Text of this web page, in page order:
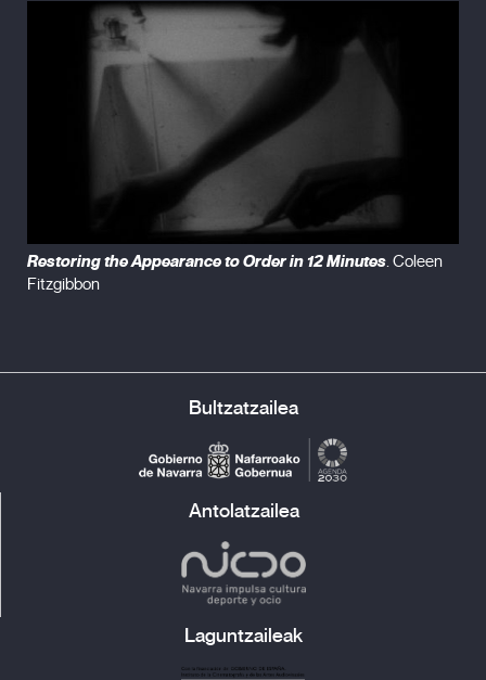
Restoring the Appearance to Order in 12 Minutes. Coleen
Fitzgibbon
Bultzatzailea
Antolatzailea
Laguntzaileak